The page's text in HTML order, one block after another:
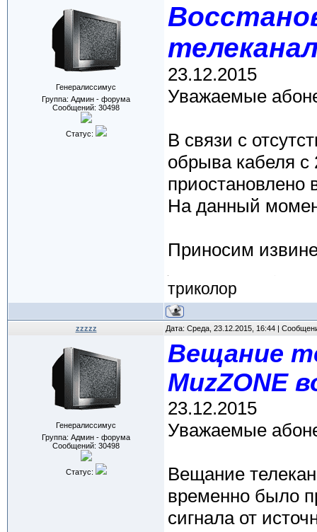
Генералиссимус
Группа: Админ - форума
Сообщений: 30498
Статус:
23.12.2015
Уважаемые
В связи с
обрыва кабеля с
На данный
Приносим
триколор
zzzzz Дата: Среда, 23.12.2015, 16:44 |
Генералиссимус
Группа: Админ - форума
Сообщений: 30498
Статус:
Вещание
MuzZONE
23.12.2015
Уважаемые
Вещание
временно было
сигнала от